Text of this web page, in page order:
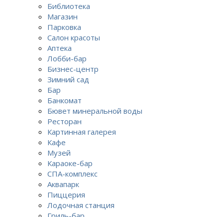
Библиотека
Магазин
Парковка
Салон красоты
Аптека
Лобби-бар
Бизнес-центр
Зимний сад
Бар
Банкомат
Бювет минеральной воды
Ресторан
Картинная галерея
Кафе
Музей
Караоке-бар
СПА-комплекс
Аквапарк
Пиццерия
Лодочная станция